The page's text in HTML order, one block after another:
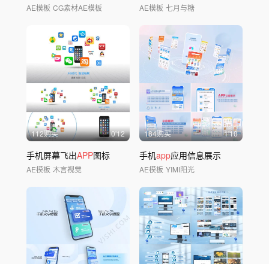
AE模板 CG素材AE模板 AE模板 七月与糖
112购买 0'12
手机屏幕飞出APP图标
AE模板 木言视觉
184购买 1'10
手机app应用信息展示
AE模板 YIMI阳光